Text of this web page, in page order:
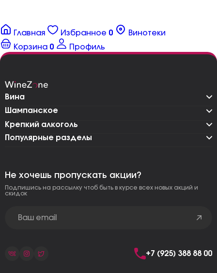
Главная Избранное 0
Винотеки
Корзина 0 Профиль
Вина
Шампанское
Крепкий алкоголь
Популярные разделы
Не хочешь пропускать акции?
Подпишись на рассылку чтоб быть в курсе всех новых акций и
скидок
+7 (925) 388 88 00